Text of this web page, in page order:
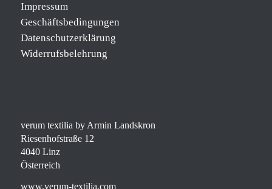
Impressum
Geschäftsbedingungen
Datenschutzerklärung
Widerrufsbelehrung
verum textilia by Armin Landskron
Riesenhofstraße 12
4040 Linz
Österreich
www.verum-textilia.com